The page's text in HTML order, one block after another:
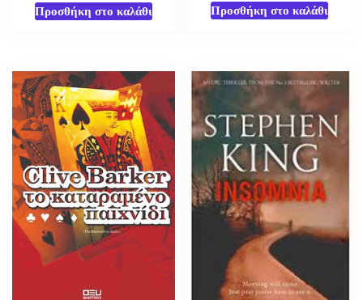
Προσθήκη στο καλάθι Προσθήκη στο καλάθι